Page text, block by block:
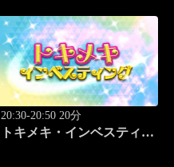
20:30-20:50 20分
トキメキ・インベスティン